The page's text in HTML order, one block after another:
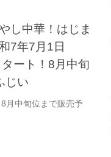
し中華！はじま
7年7月1日
タート！8月中旬
じい
月中旬位まで販売予